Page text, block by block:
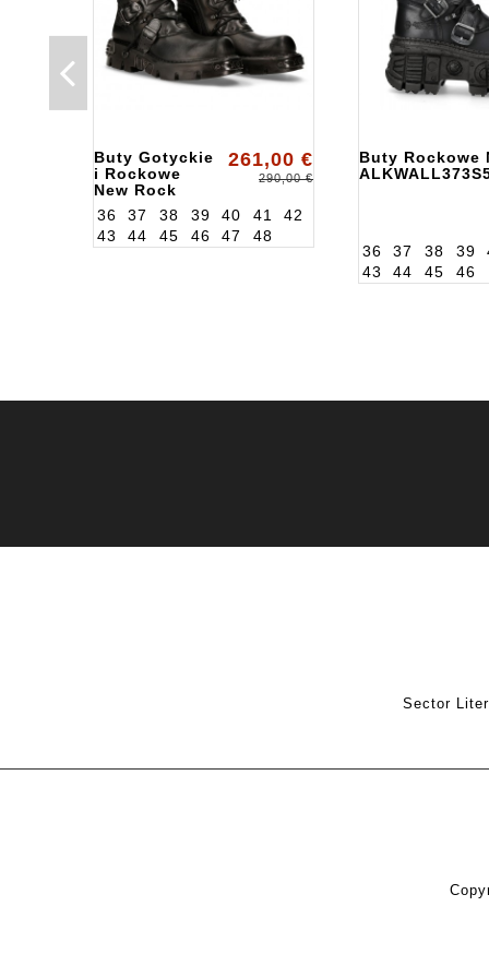
Buty Gotyckie
i Rockowe
New Rock
ALK391S18
261,00 €
290,00 €
36 37 38 39 40 41
42
43
44 45 46 47 48
Buty Rockowe
36 37 38 39
43
44 45 46
Sector